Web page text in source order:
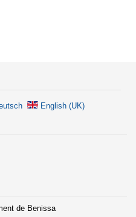
English (UK)
de Benissa